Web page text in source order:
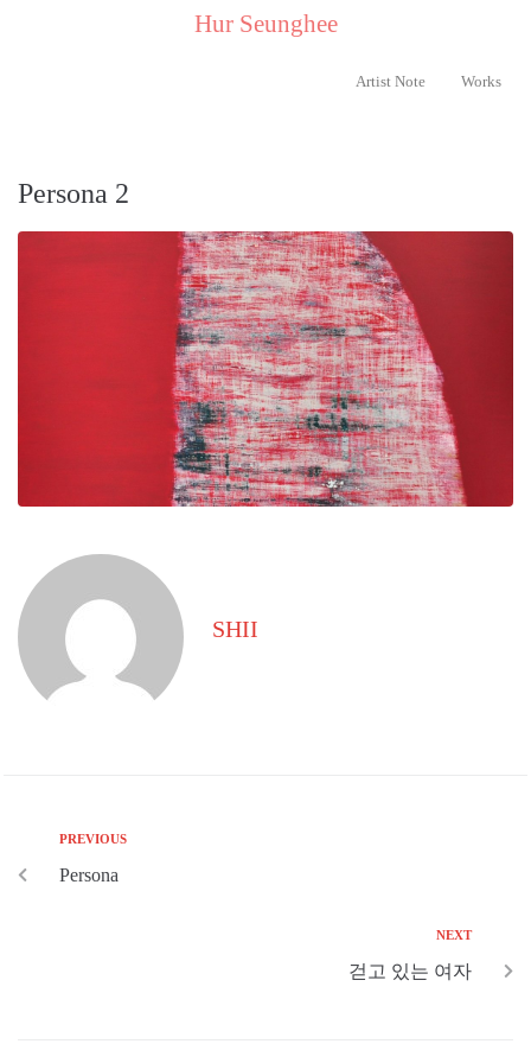
Hur Seunghee..
Artist Note Works
Persona 2
SHII
PREVIOUS
Persona
NEXT
걷고 있는 여자